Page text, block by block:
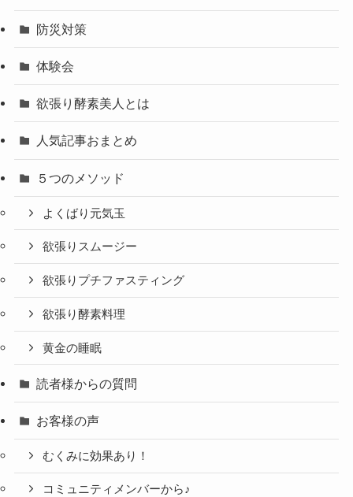
防災対策
体験会
欲張り酵素美人とは
人気記事おまとめ
５つのメソッド
よくばり元気玉
欲張りスムージー
欲張りプチファスティング
欲張り酵素料理
黄金の睡眠
読者様からの質問
お客様の声
むくみに効果あり！
コミュニティメンバーから♪